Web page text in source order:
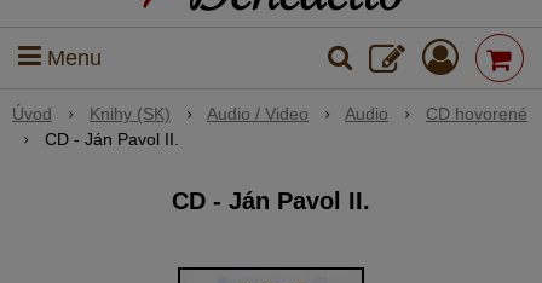
Menu
Úvod Knihy (SK) Audio / Video Audio
CD hovorené
CD - Ján Pavol II.
CD - Ján Pavol II.